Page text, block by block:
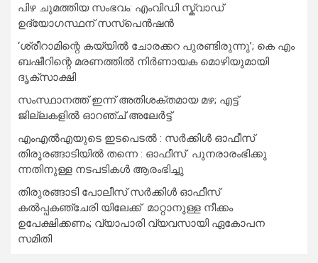
പിഴ ചുമത്തിയ സംഭവം: എംവിഡി സ്ക്വാഡ്
ഉദ്യോഗസ്ഥന് സസ്പെൻഷൻ
‘ശ്രീറാമിന്റെ കയ്യിൽ ചോരക്കറ പുരണ്ടിരുന്നു’; കെ എം
ബഷീറിന്റെ മരണത്തിൽ നിർണായക മൊഴിയുമായി
ദൃക്‌സാക്ഷി
സംസ്ഥാനത്ത് ഇന്ന് അതിശക്തമായ മഴ; എട്ട്
ജില്ലകളിൽ ഓറഞ്ച് അലേര്‍ട്ട്
എംഎൽഎയുടെ ഇടപെടൽ : സര്‍ക്കിള്‍ ഓഫീസ്
തിരൂരങ്ങാടിയിൽ തന്നെ : ഓഫീസ് പുനരാരംഭിക്കു
ന്നതിനുള്ള നടപടികൾ ആരംഭിച്ചു
തിരുരങ്ങാടി പോലീസ് സർക്കിൾ ഓഫീസ്
കൽപ്പകഞ്ചേരി യിലേക്ക് മാറ്റാനുള്ള നീക്കം
ഉപേക്ഷിക്കണം; വ്യാപാരി വ്യവസായി ഏകോപന
സമിതി